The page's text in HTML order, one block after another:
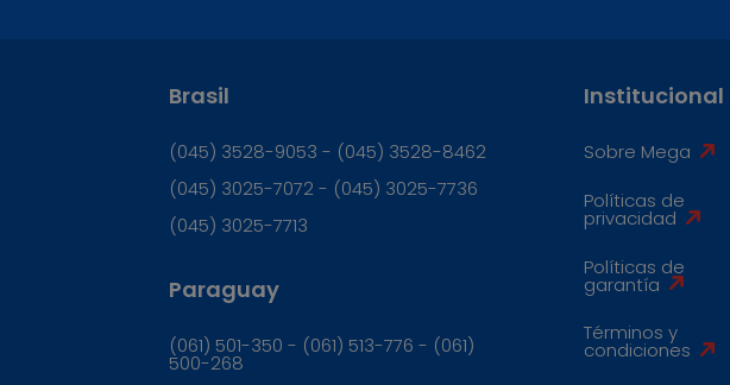
Brasil
(045) 3528-9053 - (045) 3528-8462
(045) 3025-7072 - (045) 3025-7736
(045) 3025-7713
Paraguay
(061) 501-350 - (061) 513-776 - (061)
500-268
Institucional
Sobre Mega
Políticas de
privacidad
Políticas de
garantía
Términos y
condiciones